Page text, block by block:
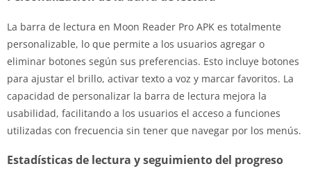
La barra de lectura en Moon Reader Pro APK es totalmente
personalizable, lo que permite a los usuarios agregar o
eliminar botones según sus preferencias. Esto incluye botones
para ajustar el brillo, activar texto a voz y marcar favoritos. La
capacidad de personalizar la barra de lectura mejora la
usabilidad, facilitando a los usuarios el acceso a funciones
utilizadas con frecuencia sin tener que navegar por los menús.
Estadísticas de lectura y seguimiento del progreso